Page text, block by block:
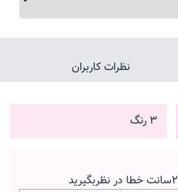
نظرات کاربران
3 رنگ